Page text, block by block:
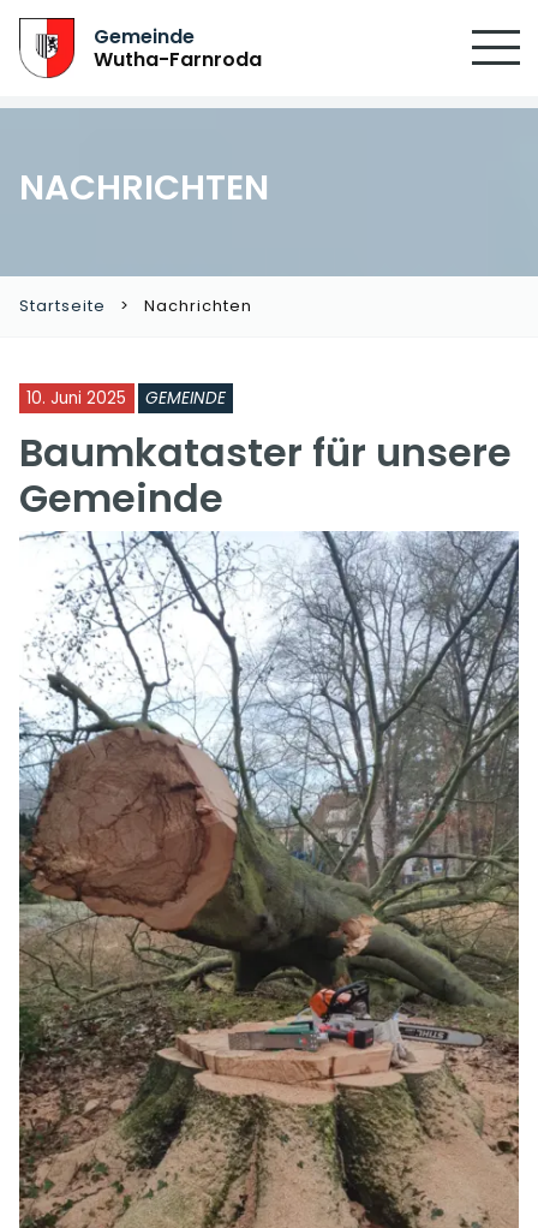
Gemeinde
Wutha-Farnroda
NACHRICHTEN
Startseite Nachrichten
10. Juni 2025 GEMEINDE
Baumkataster für unsere
Gemeinde